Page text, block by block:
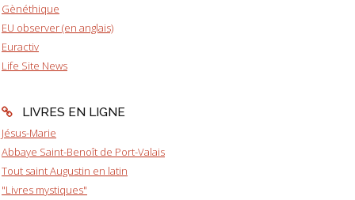
Gènéthique
EU observer (en anglais)
Euractiv
Life Site News
LIVRES EN LIGNE
Jésus-Marie
Abbaye Saint-Benoît de Port-Valais
Tout saint Augustin en latin
"Livres mystiques"